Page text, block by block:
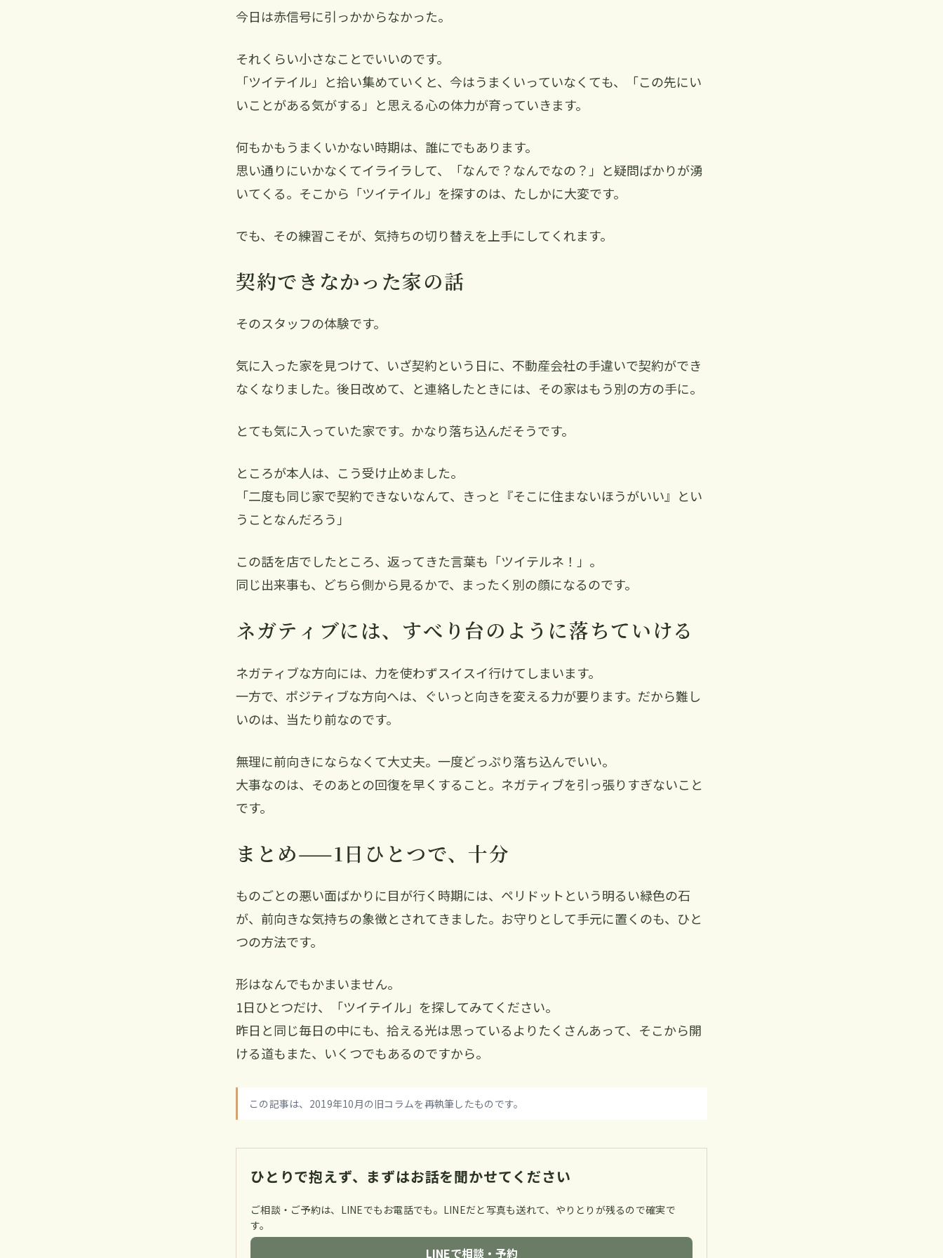
今日は赤信号に引っかからなかった。
それくらい小さなことでいいのです。
「ツイテイル」と拾い集めていくと、今はうまくいっていなくても、「この先にい
いことがある気がする」と思える心の体力が育っていきます。
何もかもうまくいかない時期は、誰にでもあります。
思い通りにいかなくてイライラして、「なんで？なんでなの？」と疑問ばかりが湧
いてくる。そこから「ツイテイル」を探すのは、たしかに大変です。
でも、その練習こそが、気持ちの切り替えを上手にしてくれます。
契約できなかった家の話
そのスタッフの体験です。
気に入った家を見つけて、いざ契約という日に、不動産会社の手違いで契約ができ
なくなりました。後日改めて、と連絡したときには、その家はもう別の方の手に。
とても気に入っていた家です。かなり落ち込んだそうです。
ところが本人は、こう受け止めました。
「二度も同じ家で契約できないなんて、きっと『そこに住まないほうがいい』とい
うことなんだろう」
この話を店でしたところ、返ってきた言葉も「ツイテルネ！」。
同じ出来事も、どちら側から見るかで、まったく別の顔になるのです。
ネガティブには、すべり台のように落ちていける
ネガティブな方向には、力を使わずスイスイ行けてしまいます。
一方で、ポジティブな方向へは、ぐいっと向きを変える力が要ります。だから難し
いのは、当たり前なのです。
無理に前向きにならなくて大丈夫。一度どっぷり落ち込んでいい。
大事なのは、そのあとの回復を早くすること。ネガティブを引っ張りすぎないこと
です。
まとめ——1日ひとつで、十分
ものごとの悪い面ばかりに目が行く時期には、ペリドットという明るい緑色の石
が、前向きな気持ちの象徴とされてきました。お守りとして手元に置くのも、ひと
つの方法です。
形はなんでもかまいません。
1日ひとつだけ、「ツイテイル」を探してみてください。
昨日と同じ毎日の中にも、拾える光は思っているよりたくさんあって、そこから開
ける道もまた、いくつでもあるのですから。
この記事は、2019年10月の旧コラムを再執筆したものです。
ひとりで抱えず、まずはお話を聞かせてください
ご相談・ご予約は、LINEでもお電話でも。LINEだと写真も送れて、やりとりが残るので確実で
す。
LINEで相談・予約